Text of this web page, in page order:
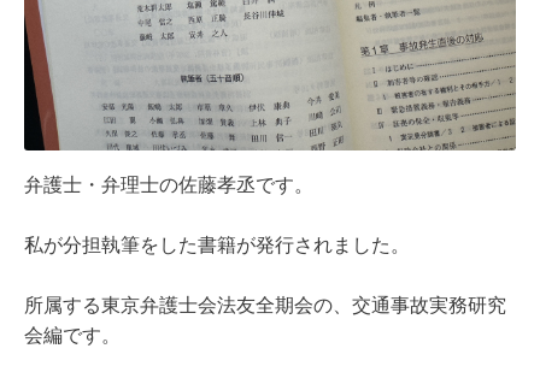
弁護士・弁理士の佐藤孝丞です。
私が分担執筆をした書籍が発行されました。
所属する東京弁護士会法友全期会の、交通事故実務研究
会編です。